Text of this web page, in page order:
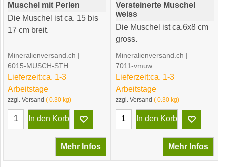
Muschel mit Perlen
Die Muschel ist ca. 15 bis
17 cm breit.
CHF12.90
Mineralienversand.ch
6015-MUSCH-STH
Lieferzeit:ca. 1-3
Arbeitstage
In den Korb
Mehr Infos
Versteinerte Muschel
weiss
Die Muschel ist ca.6x8 cm
gross.
CHF16.00
Mineralienversand.ch
7011-vmuw
Lieferzeit:ca. 1-3
Arbeitstage
In den Korb
Mehr Infos